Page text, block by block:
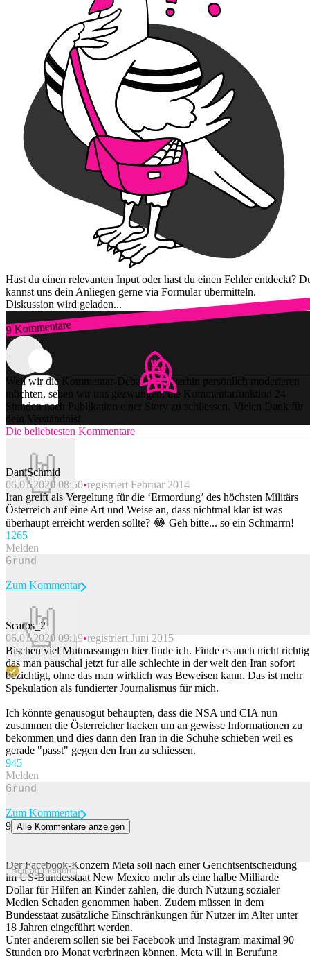
Hast du einen relevanten Input oder hast du einen Fehler entdeckt?
kannst uns dein Anliegen gerne via Formular übermitteln.
Diskussion wird geladen...
9 Kommentare
Zum Login
Weil wir die Kommentar-Debatten weiterhin persönlich moderieren
möchten, sehen wir uns gezwungen, die Kommentarfunktion 24
Stunden nach Publikation einer Story zu schliessen. Vielen Dank für
dein Verständnis!
Die beliebtesten Kommentare
DaniSchmid
06.01.2020 08:50 registriert Februar 2014
Iran greift als Vergeltung für die ‘Ermordung’ des höchsten Militärs
Österreich auf eine Art und Weise an, dass nichtmal klar ist was
überhaupt erreicht werden sollte? 😂 Geh bitte... so ein Schmarrn!
1265
Melden
Beitrag melden
Zum Kommentar
Scaros_2
06.01.2020 09:19 registriert Juni 2015
Bischen viel Mutmassungen hier finde ich. Finde es auch nicht richtig
das man pauschal jetzt für alle schlechte in der welt den Iran sofort
bezichtigt, ohne das man wirklich was Beweisen kann. Das ist mehr
Spekulation als fundierter Journalismus für mich.
Ich könnte genausogut behaupten, dass die NSA und CIA nun
zusammen die Österreicher hacken um an gewisse Informationen zu
bekommen und dies dann den Iran in die Schuhe schieben weil es
gerade "passt" gegen den Iran zu schiessen.
945
Melden
Beitrag melden
Zum Kommentar
9 Alle Kommentare anzeigen
Der Facebook-Konzern Meta soll nach einer Gerichtsentscheidung
im US-Bundesstaat New Mexico mehr als eine halbe Milliarde
Dollar für Hilfen an Kinder zahlen, die durch Nutzung sozialer
Medien Schaden genommen haben. Zudem müssen in dem
Bundesstaat zusätzliche Einschränkungen für Nutzer im Alter unter
18 Jahren eingeführt werden.
Unter anderem sollen sie bei Facebook und Instagram maximal 90
Stunden pro Monat verbringen können. Meta will in Berufung